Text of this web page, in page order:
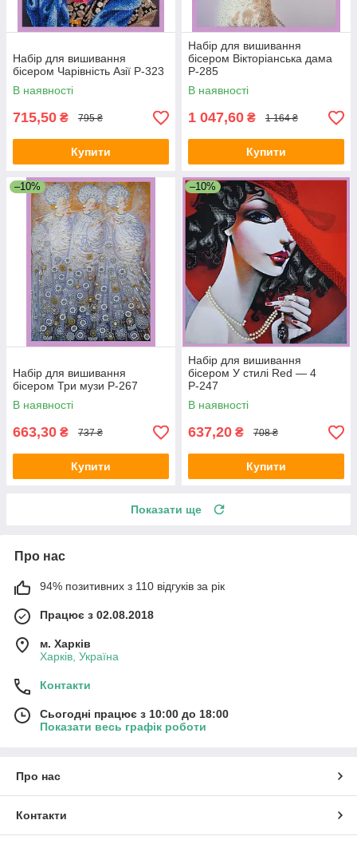
Набір для вишивання
бісером Чарівність Азії Р-323
В наявності
715,50 ₴ 795 ₴
Купити
Набір для вишивання
бісером Вікторіанська дама
Р-285
В наявності
1 047,60 ₴ 1 164 ₴
Купити
–10%
Набір для вишивання
бісером Три музи Р-267
В наявності
663,30 ₴ 737 ₴
Купити
–10%
Набір для вишивання
бісером У стилі Red — 4
Р-247
В наявності
637,20 ₴ 708 ₴
Купити
Показати ще
Про нас
94% позитивних з 110 відгуків за рік
Працює з 02.08.2018
м. Харків
Харків, Україна
Контакти
Сьогодні працює з 10:00 до 18:00
Показати весь графік роботи
Про нас
Контакти